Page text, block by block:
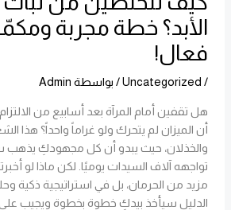
الأبد؟ خطة مجربة
فعال!
/
Uncategorized/ بواسطة Admin
هل تقفين أمام المرآة بعد أسابيع من
أن الميزان لم يتحرك ولو غراماً واحداً؟ هذا
والخذلان، حيث يبدو أن كل مجهودكِ يذهب
تواجهه آلاف السيدات يوميًا. لكن ماذا لو
مزيد من الحرمان، بل في استراتيجية ذكية
الدليل سيأخذ بيدكِ خطوة بخطوة ويجيب